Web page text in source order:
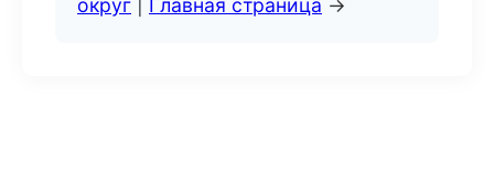
округ
Главная страница →